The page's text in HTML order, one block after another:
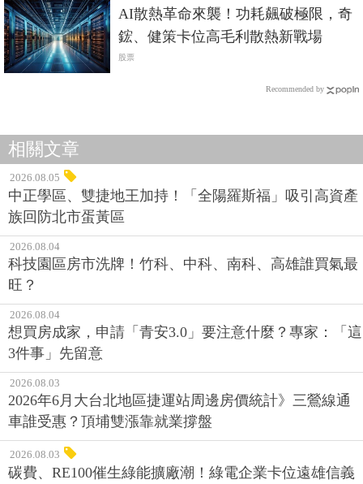
AI散熱革命來襲！功耗飆破極限，奇
鋐、健策卡位高毛利散熱新戰場
股票
Recommended by
相關文章
2026.08.05
中正學區、雙捷地王加持！「全陽羅斯福」吸引高資產
族回防北市蛋黃區
2026.08.04
科技園區房市洗牌！竹科、中科、南科、高雄誰買氣最
旺？
2026.08.04
想買房成家，申請「青安3.0」要注意什麼？專家：「這
3件事」先留意
2026.08.03
2026年6月大台北地區捷運站周邊房價統計》三鶯線通
車誰受惠？頂埔雙漲靠就業撐盤
2026.08.03
碳費、RE100催生綠能擴廠潮！綠電企業卡位遠雄信義